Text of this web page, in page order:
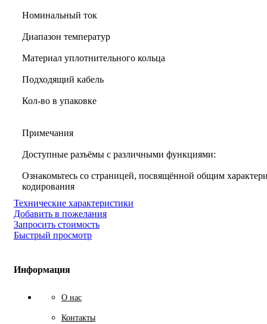
Номинальный ток
Диапазон температур
Материал уплотнительного кольца
Подходящий кабель
Кол-во в упаковке
Примечания
Доступные разъёмы с различными функциями:
Ознакомьтесь со страницей, посвящённой общим
кодирования
Технические характеристики
Добавить в пожелания
Запросить стоимость
Быстрый просмотр
Информация
О нас
Контакты